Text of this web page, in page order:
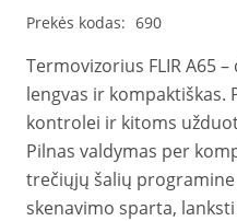
Prekės kodas: 690
Termovizorius FLIR A65
lengvas ir kompaktiškas.
kontrolei ir kitoms
Pilnas valdymas per
trečiųjų šalių
skenavimo sparta,